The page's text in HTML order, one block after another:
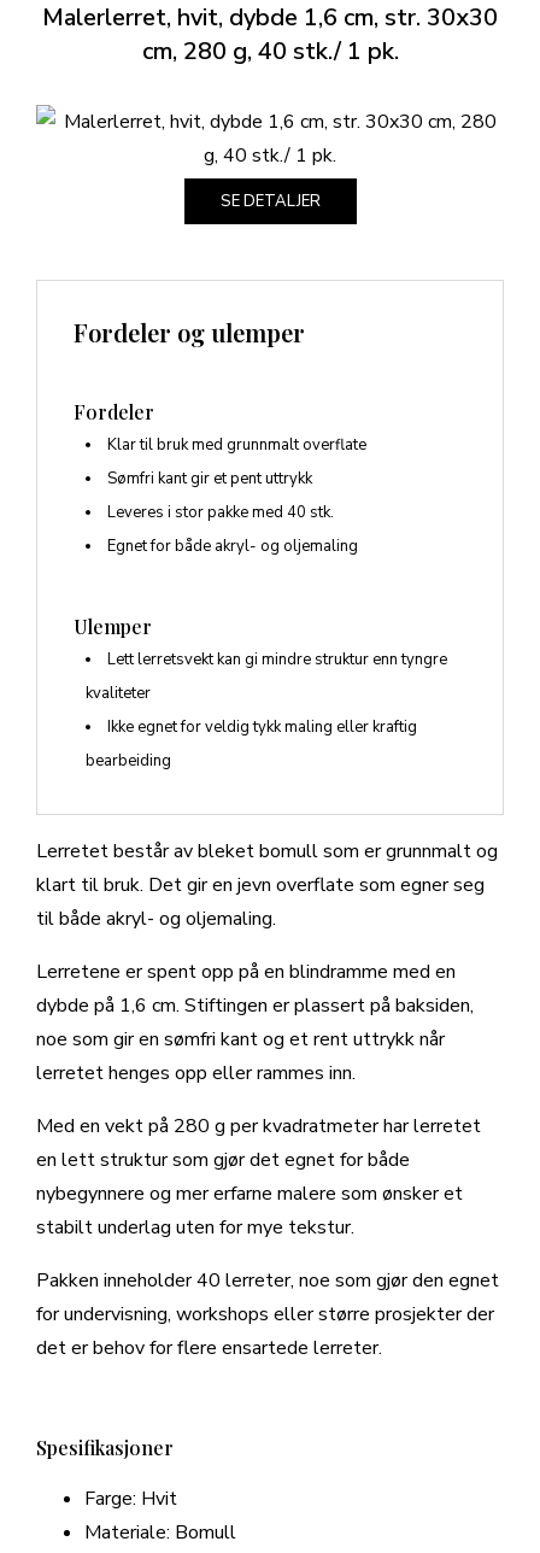
Malerlerret, hvit, dybde 1,6 cm, str. 30x30
cm, 280 g, 40 stk./ 1 pk.
Lerretet består av bleket bomull som er grunnmalt og
klart til bruk. Det gir en jevn overflate som egner seg
til både akryl- og oljemaling.
Lerretene er spent opp på en blindramme med en
dybde på 1,6 cm. Stiftingen er plassert på baksiden,
noe som gir en sømfri kant og et rent uttrykk når
lerretet henges opp eller rammes inn.
Med en vekt på 280 g per kvadratmeter har lerretet
en lett struktur som gjør det egnet for både
nybegynnere og mer erfarne malere som ønsker et
stabilt underlag uten for mye tekstur.
Pakken inneholder 40 lerreter, noe som gjør den egnet
for undervisning, workshops eller større prosjekter der
det er behov for flere ensartede lerreter.
Fordeler og ulemper
Fordeler
Klar til bruk med grunnmalt overflate
Sømfri kant gir et pent uttrykk
Leveres i stor pakke med 40 stk.
Egnet for både akryl- og oljemaling
Ulemper
Lett lerretsvekt kan gi mindre struktur enn tyngre
kvaliteter
Ikke egnet for veldig tykk maling eller kraftig
bearbeiding
Spesifikasjoner
Farge: Hvit
Materiale: Bomull
SE DETALJER